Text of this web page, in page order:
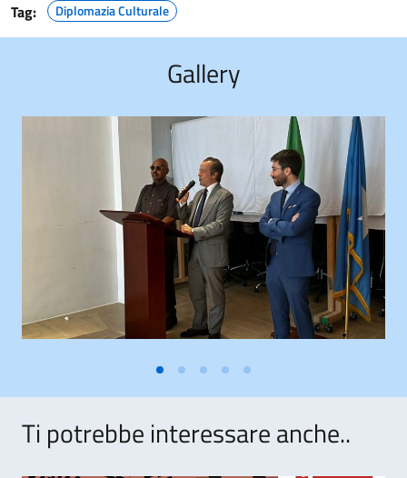
Tag: Diplomazia Culturale
Gallery
Ti potrebbe interessare anche..